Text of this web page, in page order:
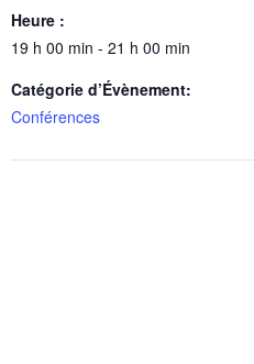
Heure :
19 h 00 min - 21 h 00 min
Catégorie d’Évènement:
Conférences